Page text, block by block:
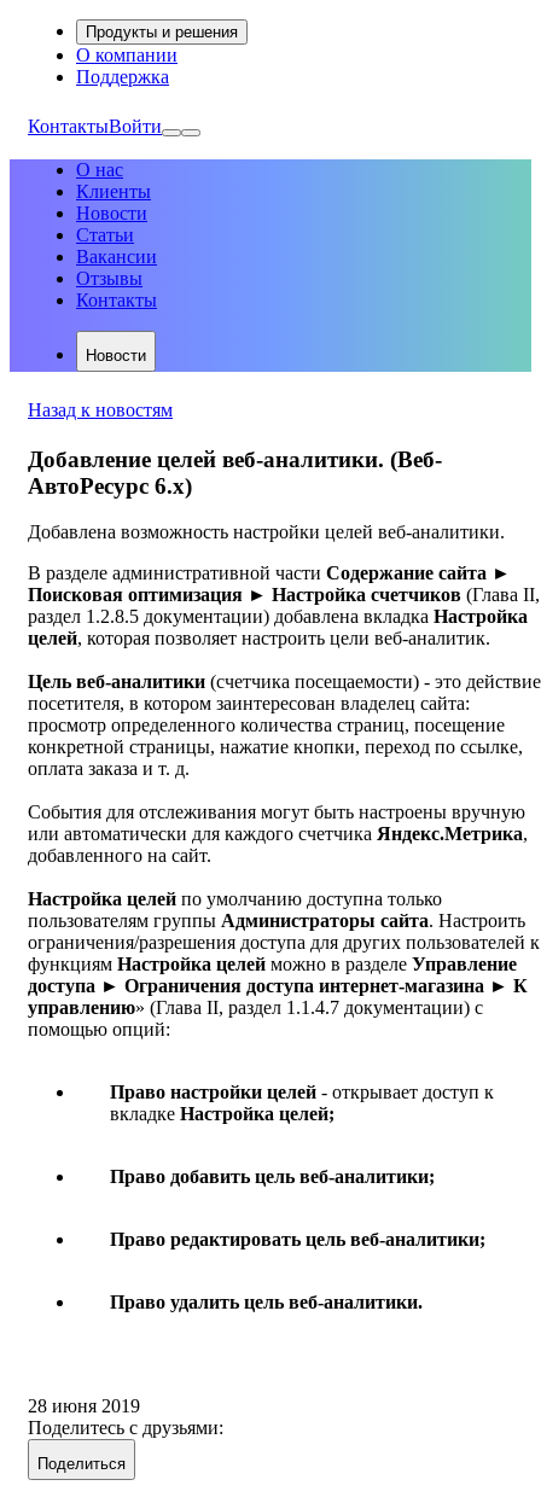
Продукты и решения
О компании
Поддержка
КонтактыВойти
О нас
Клиенты
Новости
Статьи
Вакансии
Отзывы
Контакты
Новости
Назад к новостям
Добавление целей веб-аналитики. (Веб-
АвтоРесурс 6.х)
Добавлена возможность настройки целей веб-аналитики.
В разделе административной части Содержание сайта ►
Поисковая оптимизация ► Настройка счетчиков (Глава II,
раздел 1.2.8.5 документации) добавлена вкладка Настройка
целей, которая позволяет настроить цели веб-аналитик.
Цель веб-аналитики (счетчика посещаемости) - это действие
посетителя, в котором заинтересован владелец сайта:
просмотр определенного количества страниц, посещение
конкретной страницы, нажатие кнопки, переход по ссылке,
оплата заказа и т. д.
События для отслеживания могут быть настроены вручную
или автоматически для каждого счетчика Яндекс.Метрика,
добавленного на сайт.
Настройка целей по умолчанию доступна только
пользователям группы Администраторы сайта. Настроить
ограничения/разрешения доступа для других пользователей к
функциям Настройка целей можно в разделе Управление
доступа ► Ограничения доступа интернет-магазина ► К
управлению» (Глава II, раздел 1.1.4.7 документации) с
помощью опций:
Право настройки целей - открывает доступ к
вкладке Настройка целей;
Право добавить цель веб-аналитики;
Право редактировать цель веб-аналитики;
Право удалить цель веб-аналитики.
28 июня 2019
Поделитесь с друзьями:
Поделиться